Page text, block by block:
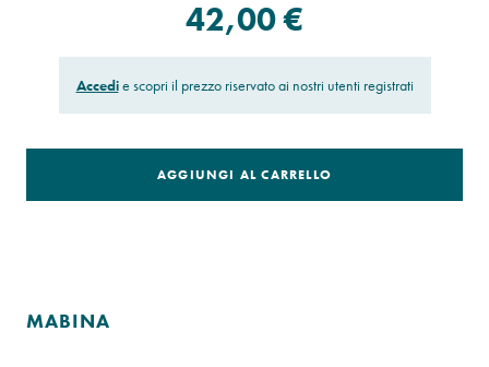
42,00 €
Accedie scopri il prezzo riservato ai nostri utenti registrati
AGGIUNGI AL CARRELLO
MABINA